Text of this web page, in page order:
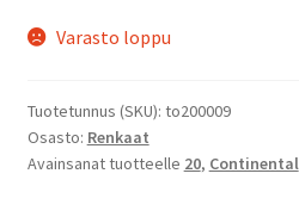
Varasto loppu
Tuotetunnus (SKU): to200009
Osasto: Renkaat
Avainsanat tuotteelle 20, Continental